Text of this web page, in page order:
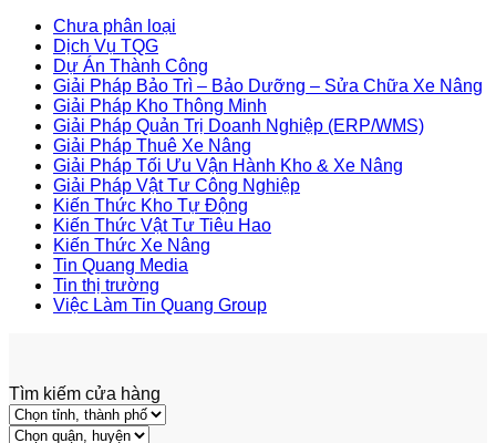
Chưa phân loại
Dịch Vụ TQG
Dự Án Thành Công
Giải Pháp Bảo Trì – Bảo Dưỡng – Sửa Chữa Xe Nâng
Giải Pháp Kho Thông Minh
Giải Pháp Quản Trị Doanh Nghiệp (ERP/WMS)
Giải Pháp Thuê Xe Nâng
Giải Pháp Tối Ưu Vận Hành Kho & Xe Nâng
Giải Pháp Vật Tư Công Nghiệp
Kiến Thức Kho Tự Động
Kiến Thức Vật Tư Tiêu Hao
Kiến Thức Xe Nâng
Tin Quang Media
Tin thị trường
Việc Làm Tin Quang Group
Tìm kiếm cửa hàng